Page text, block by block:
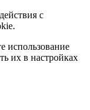
с
использование
их в настройках